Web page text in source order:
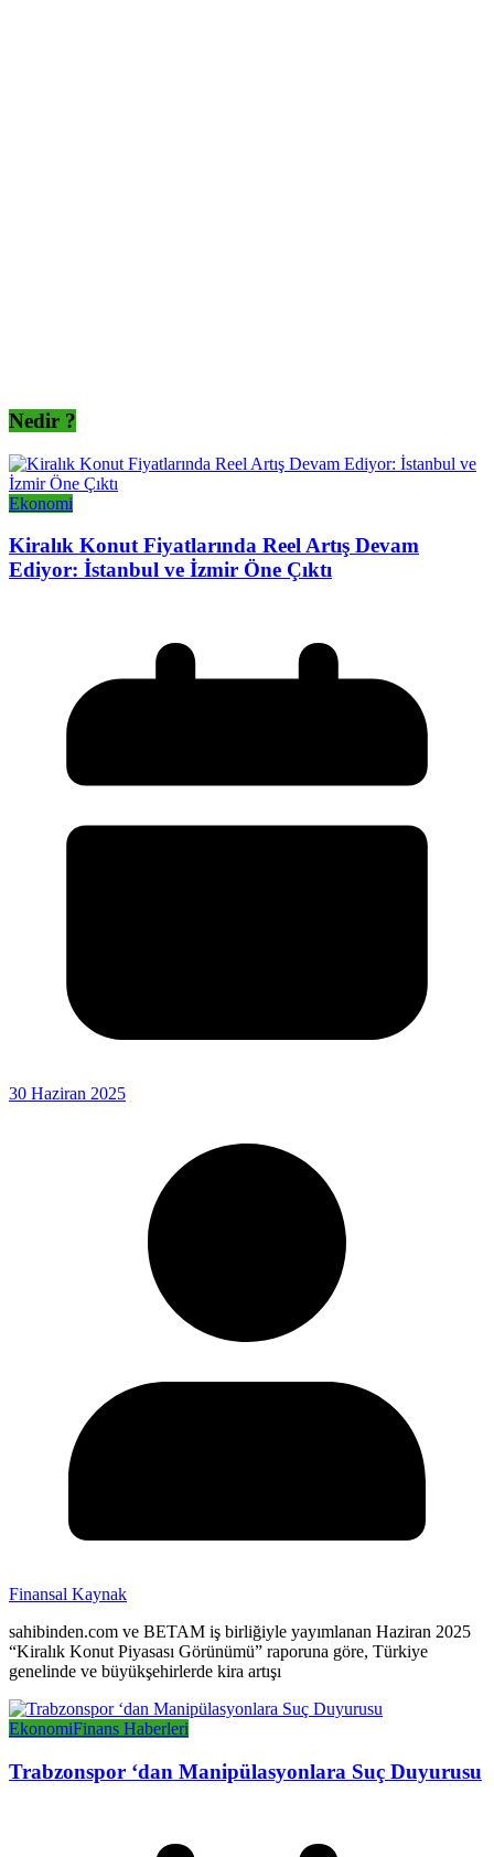
Nedir ?
Ekonomi
Kiralık Konut Fiyatlarında Reel Artış Devam
Ediyor: İstanbul ve İzmir Öne Çıktı
30 Haziran 2025
Finansal Kaynak
sahibinden.com ve BETAM iş birliğiyle yayımlanan Haziran 2025
“Kiralık Konut Piyasası Görünümü” raporuna göre, Türkiye
genelinde ve büyükşehirlerde kira artışı
EkonomiFinans Haberleri
Trabzonspor ‘dan Manipülasyonlara Suç Duyurusu